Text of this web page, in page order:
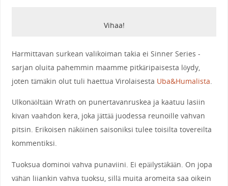
Vihaa!
Harmittavan surkean valikoiman takia ei Sinner Series -
sarjan oluita pahemmin maamme pitkäripaisesta löydy,
joten tämäkin olut tuli haettua Virolaisesta Uba&Humalista.
Ulkonäöltään Wrath on punertavanruskea ja kaatuu lasiin
kivan vaahdon kera, joka jättää juodessa reunoille vahvan
pitsin. Erikoisen näköinen saisoniksi tulee toisilta tovereilta
kommentiksi.
Tuoksua dominoi vahva punaviini. Ei epäilystäkään. On jopa
vähän liiankin vahva tuoksu, sillä muita aromeita saa oikein